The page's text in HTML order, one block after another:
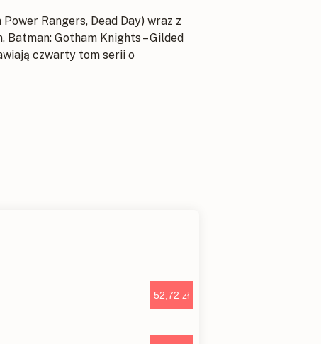
Rangers, Dead Day) wraz z
Gotham Knights – Gilded
czwarty tom serii o